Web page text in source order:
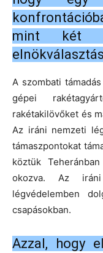
mint két
A szombati
gépei
rakétakilövőket és
Az iráni nemzeti
támaszpontokat
köztük
okozva. Az
légvédelemben
csapásokban.
Azzal, hogy